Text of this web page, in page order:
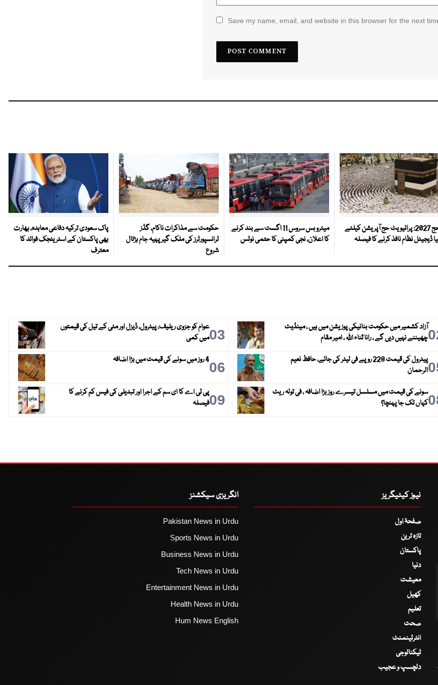
Save my name, email, and website in this browser for the next
حج 2027: پرائیویٹ حج آپریشن کیلئے
ڈیجیٹل نظام نافذ کرنے کا فیصلہ
میٹرو بس سروس 11 اگست سے بند کرنے
کا اعلان، نجی کمپنی کا حتمی نوٹس
حکومت سے مذاکرات ناکام، گڈز
ٹرانسپورٹرز کی ملک گیر پہیہ جام ہڑتال
شروع
پاک سعودی ترکیہ دفاعی معاہدہ، بھارت
بھی پاکستان کے اسٹریٹجک فوائد کا
معترف
آزاد کشمیر میں حکومت بنانیکی پوزیشن میں ہیں ، مینڈیٹ
چھیننے نہیں دیں گے ، رانا ثناء اللہ ، امیر مقام
03عوام کو جزوی ریلیف، پیٹرول، ڈیزل اور مٹی کے تیل کی قیمتوں
میں کمی
پیٹرول کی قیمت 228 روپے فی لیٹر کی جائے، حافظ نعیم
الرحمان
064 روز میں سونے کی قیمت میں بڑا اضافہ
سونے کی قیمت میں مسلسل تیسرے روز بڑا اضافہ ، فی تولہ ریٹ
کہاں تک جا پہنچا؟
09پی ٹی اے کا ای سم کے اجرا اور تبدیلی کی فیس کم کرنے کا
فیصلہ
نیوز کیٹیگریز
صفحۂ اول
تازہ ترین
پاکستان
دنیا
معیشت
کھیل
تعلیم
صحت
انٹرٹینمنٹ
ٹیکنالوجی
دلچسپ و عجیب
انگریزی سیکشنز
Pakistan News in Urdu
Sports News in Urdu
Business News in Urdu
Tech News in Urdu
Entertainment News in Urdu
Health News in Urdu
Hum News English